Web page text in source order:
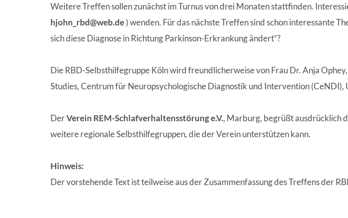
Weitere Treffen sollen zunächst im Turnus von drei Monaten stattfinden.
hjohn_rbd@web.de) wenden. Für das nächste Treffen sind schon interessante
sich diese Diagnose in Richtung Parkinson-Erkrankung ändert“?
Die RBD-Selbsthilfegruppe Köln wird freundlicherweise von Frau Dr. Anja
Studies, Centrum für Neuropsychologische Diagnostik und Intervention
DerVerein REM-Schlafverhaltensstörung e.V., Marburg, begrüßt ausdrücklich
weitere regionale Selbsthilfegruppen, die der Verein unterstützen kann.
Hinweis:
Der vorstehende Text ist teilweise aus der Zusammenfassung des Treffens der